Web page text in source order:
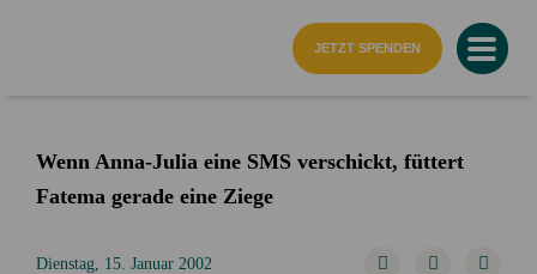
JETZT SPENDEN
Wenn Anna-Julia eine SMS verschickt, füttert
Fatema gerade eine Ziege
Dienstag, 15. Januar 2002